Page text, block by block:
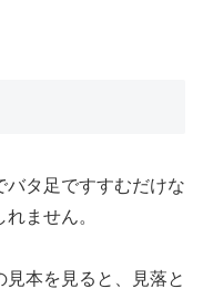
タ足ですすむだけな
ません。
本を見ると、見落と